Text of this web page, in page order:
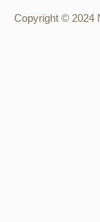
Copyright © 2024